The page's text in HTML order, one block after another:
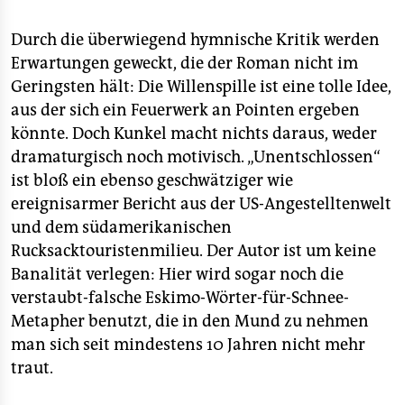
Durch die überwiegend hymnische Kritik werden
Erwartungen geweckt, die der Roman nicht im
Geringsten hält: Die Willenspille ist eine tolle Idee,
aus der sich ein Feuerwerk an Pointen ergeben
könnte. Doch Kunkel macht nichts daraus, weder
dramaturgisch noch motivisch. „Unentschlossen“
ist bloß ein ebenso geschwätziger wie
ereignisarmer Bericht aus der US-Angestelltenwelt
und dem südamerikanischen
Rucksacktouristenmilieu. Der Autor ist um keine
Banalität verlegen: Hier wird sogar noch die
verstaubt-falsche Eskimo-Wörter-für-Schnee-
Metapher benutzt, die in den Mund zu nehmen
man sich seit mindestens 10 Jahren nicht mehr
traut.